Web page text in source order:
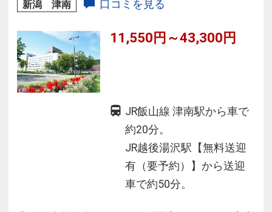
新潟 津南 口コミを見る
11,550円～43,300円
JR飯山線 津南駅から車で
約20分。
JR越後湯沢駅【無料送迎
有（要予約）】から送迎
車で約50分。